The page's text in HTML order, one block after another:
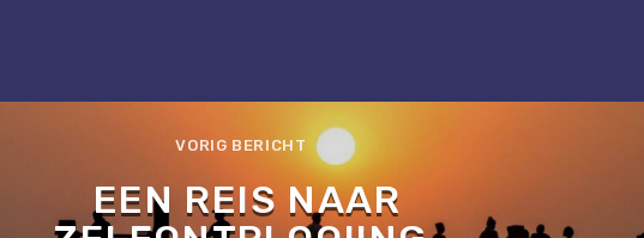
VORIG BERICHT
EEN REIS NAAR